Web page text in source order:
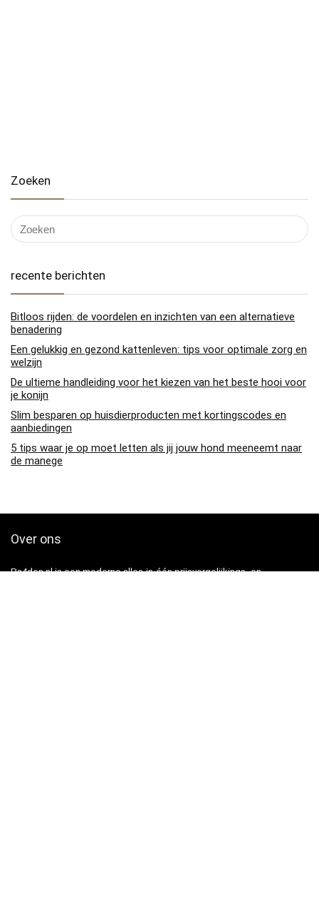
Zoeken
recente berichten
Bitloos rijden: de voordelen en inzichten van een alternatieve
benadering
Een gelukkig en gezond kattenleven: tips voor optimale zorg en
welzijn
De ultieme handleiding voor het kiezen van het beste hooi voor
je konijn
Slim besparen op huisdierproducten met kortingscodes en
aanbiedingen
5 tips waar je op moet letten als jij jouw hond meeneemt naar
de manege
Over ons
Pa4den.nl is een moderne alles-in-één prijsvergelijkings- en